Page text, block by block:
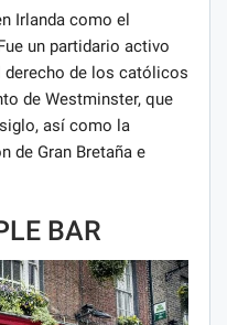
Irlanda como el
un partidario activo
de los católicos
de Westminster, que
así como la
de Gran Bretaña e
BAR